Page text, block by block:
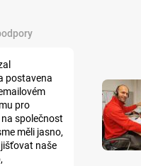
postavena
pro
společnost
měli jasno,
naše